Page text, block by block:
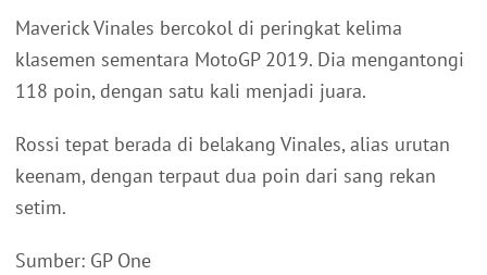
Maverick Vinales bercokol di peringkat kelima
klasemen sementara MotoGP 2019. Dia mengantongi
118 poin, dengan satu kali menjadi juara.
Rossi tepat berada di belakang Vinales, alias urutan
keenam, dengan terpaut dua poin dari sang rekan
setim.
Sumber: GP One